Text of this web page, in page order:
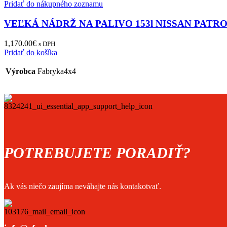
Pridať do nákupného zoznamu
VEĽKÁ NÁDRŽ NA PALIVO 153l NISSAN
1,170.00€ s DPH
Pridať do košíka
Výrobca Fabryka4x4
POTREBUJETE PORADIŤ?
Ak vás niečo zaujíma neváhajte nás kontakotvať.